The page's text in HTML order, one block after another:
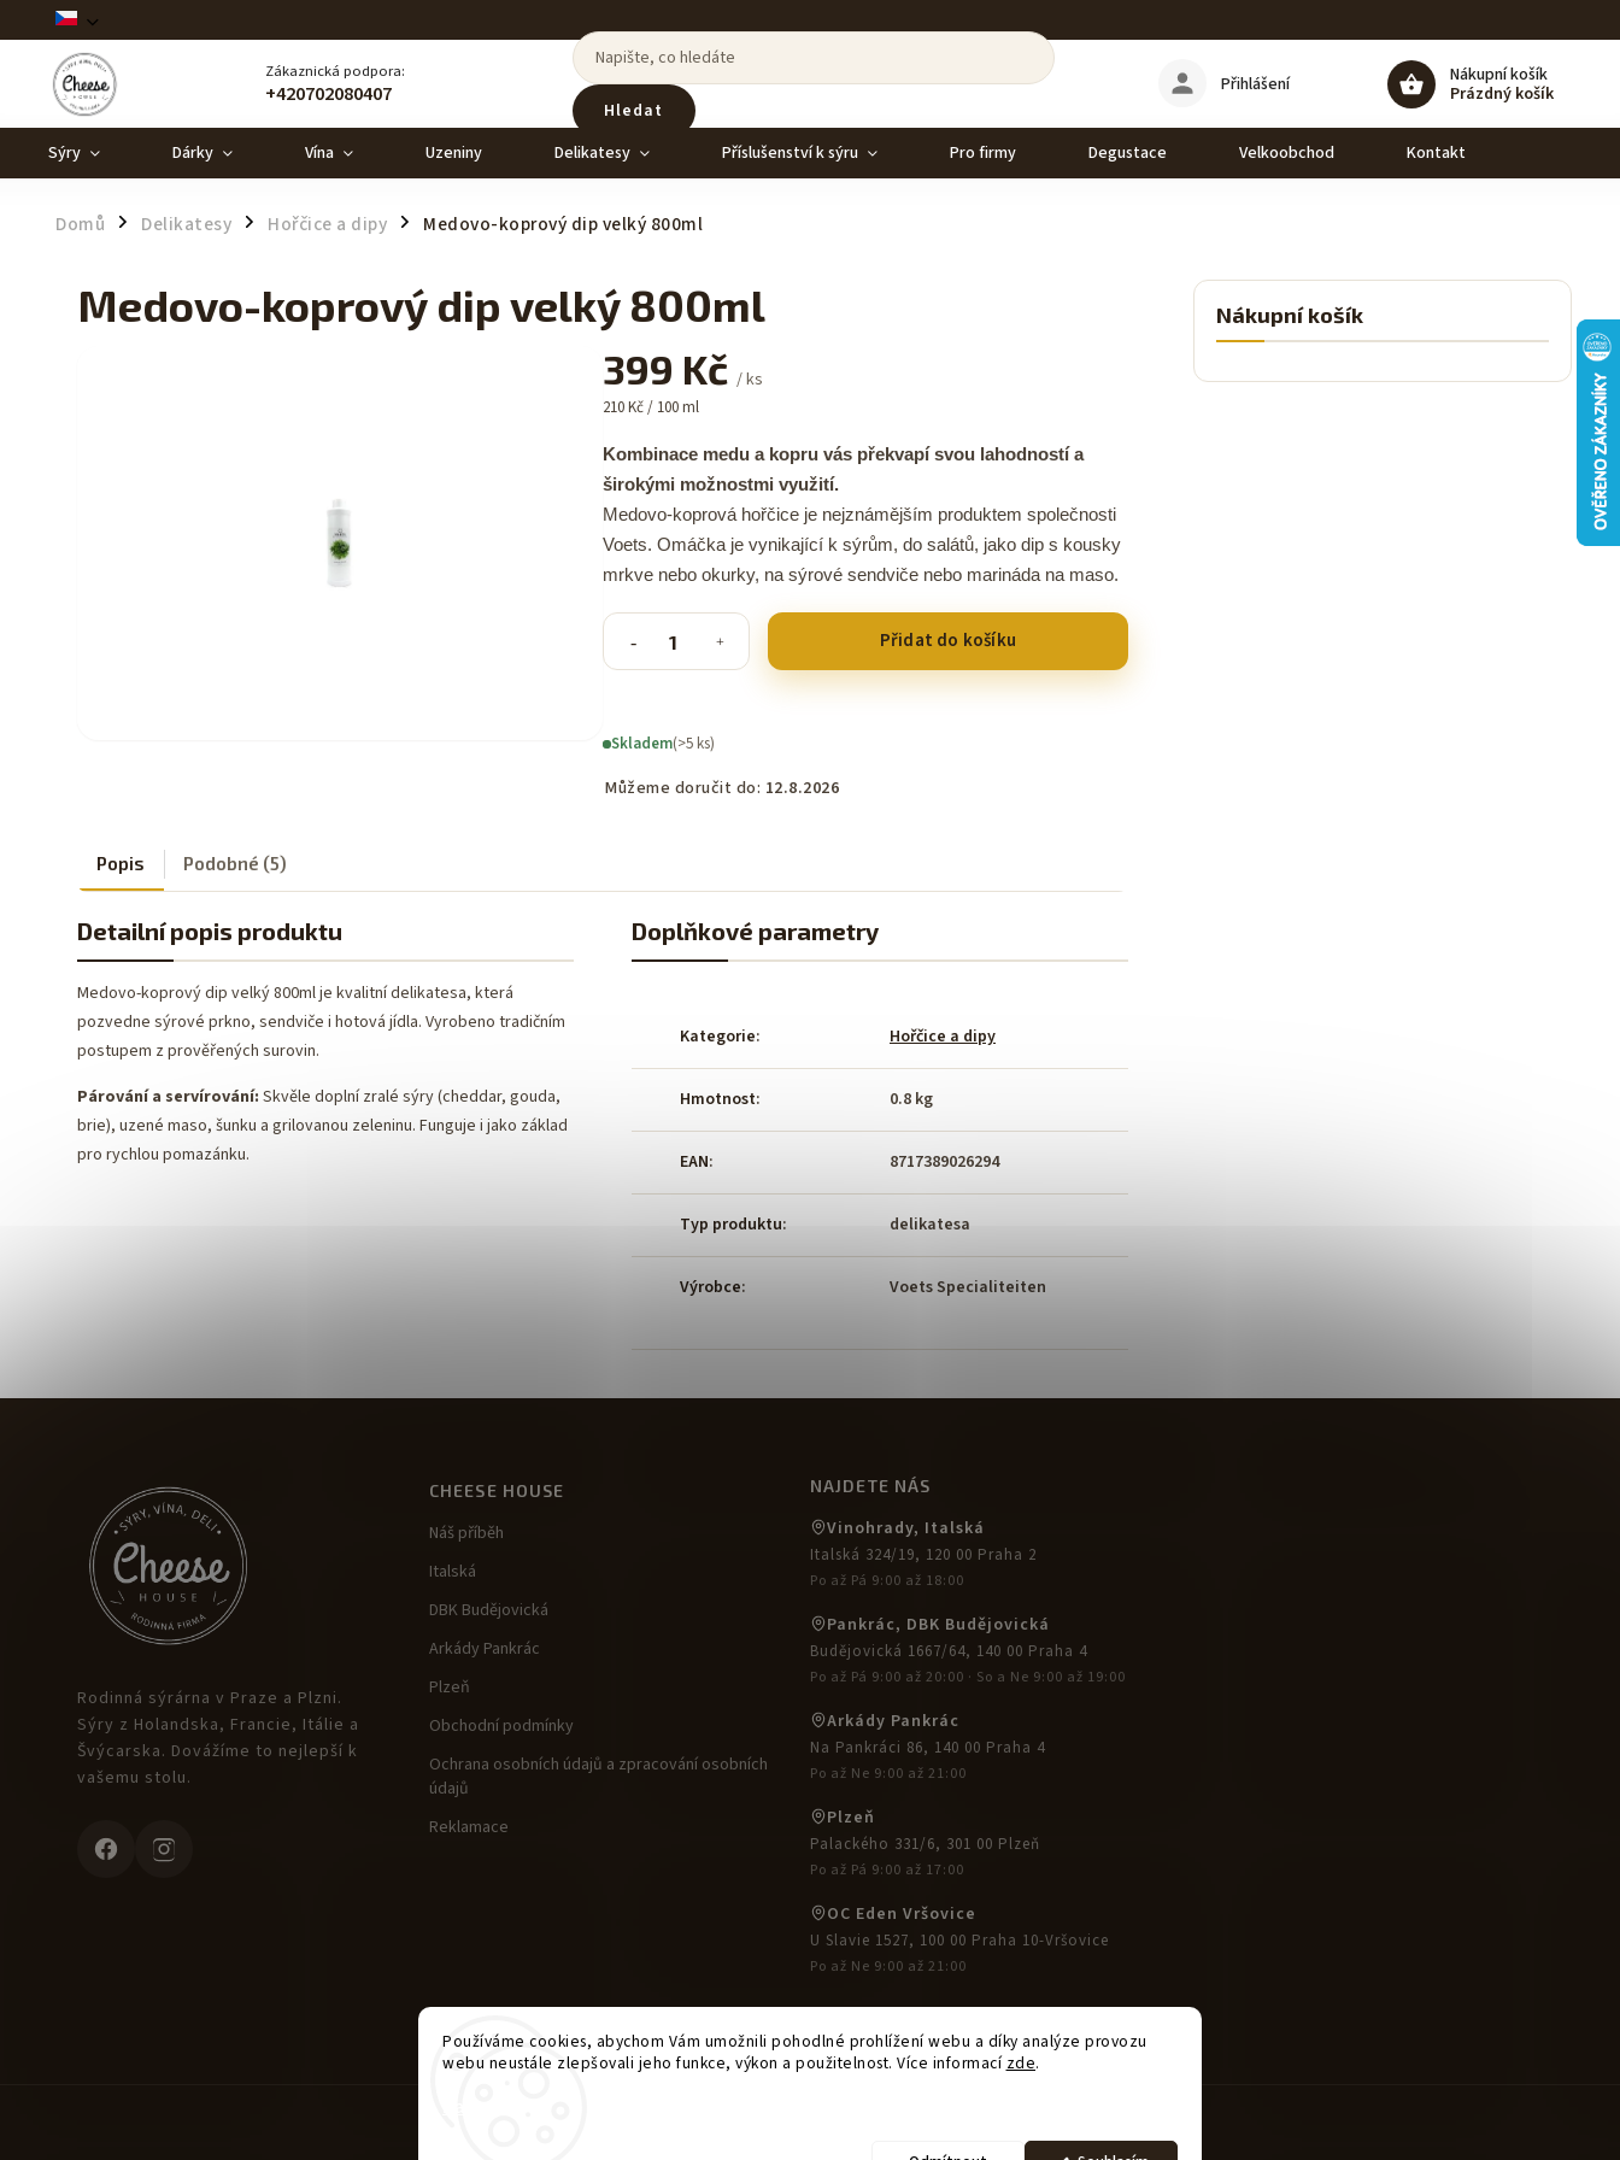
Používáme cookies, abychom Vám umožnili pohodlné prohlížení webu a díky analýze provozu
webu neustále zlepšovali jeho funkce, výkon a použitelnost. Více informací zde.
Zákaznická podpora:
+420702080407
Hledat
Nákupní košík
Prázdný košík
Přihlášení
Sýry Dárky Vína Uzeniny Delikatesy Příslušenství k sýru Pro firmy Degustace Velkoobchod Kontakt
Domů / Delikatesy / Hořčice a dipy / Medovo-koprový dip velký 800ml
Nákupní košík
Medovo-koprový dip velký 800ml
399 Kč / ks
210 Kč / 100 ml
Skladem(>5 ks)
Můžeme doručit do: 12.8.2026
Přidat do košíku
Kombinace medu a kopru vás překvapí svou lahodností a
širokými možnostmi využití.
Medovo-koprová hořčice je nejznámějším produktem společnosti
Voets. Omáčka je vynikající k sýrům, do salátů, jako dip s kousky
mrkve nebo okurky, na sýrové sendviče nebo marináda na maso.
Popis Podobné (5)
Detailní popis produktu
Medovo-koprový dip velký 800ml je kvalitní delikatesa, která
pozvedne sýrové prkno, sendviče i hotová jídla. Vyrobeno tradičním
postupem z prověřených surovin.
Párování a servírování: Skvěle doplní zralé sýry (cheddar, gouda,
brie), uzené maso, šunku a grilovanou zeleninu. Funguje i jako základ
pro rychlou pomazánku.
Doplňkové parametry
Kategorie: Hořčice a dipy
Hmotnost: 0.8 kg
EAN: 8717389026294
Typ produktu: delikatesa
Výrobce: Voets Specialiteiten
Rodinná sýrárna v Praze a Plzni.
Sýry z Holandska, Francie, Itálie a
Švýcarska. Dovážíme to nejlepší k
vašemu stolu.
CHEESE HOUSE
Náš příběh
Italská
DBK Budějovická
Arkády Pankrác
Plzeň
Obchodní podmínky
Ochrana osobních údajů a zpracování osobních
údajů
Reklamace
NAJDETE NÁS
Vinohrady, Italská
Italská 324/19, 120 00 Praha 2
Po až Pá 9:00 až 18:00
Pankrác, DBK Budějovická
Budějovická 1667/64, 140 00 Praha 4
Po až Pá 9:00 až 20:00 · So a Ne 9:00 až 19:00
Arkády Pankrác
Na Pankráci 86, 140 00 Praha 4
Po až Ne 9:00 až 21:00
Plzeň
Palackého 331/6, 301 00 Plzeň
Po až Pá 9:00 až 17:00
OC Eden Vršovice
U Slavie 1527, 100 00 Praha 10-Vršovice
Po až Ne 9:00 až 21:00